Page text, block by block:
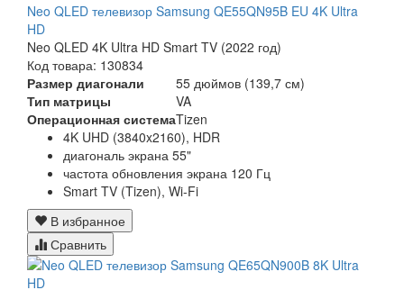
Neo QLED телевизор Samsung QE55QN95B EU 4K Ultra
HD
Neo QLED 4K Ultra HD Smart TV (2022 год)
Код товара: 130834
Размер диагонали
55 дюймов (139,7 см)
Тип матрицы
VA
Операционная системаTizen
4K UHD (3840x2160), HDR
диагональ экрана 55"
частота обновления экрана 120 Гц
Smart TV (Tizen), Wi-Fi
В избранное
Сравнить